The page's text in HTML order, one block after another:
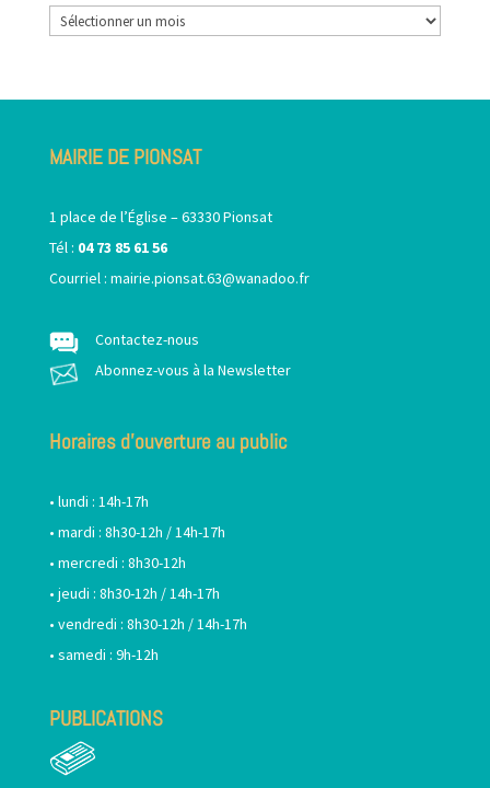
Archives
MAIRIE DE PIONSAT
1 place de l’Église – 63330 Pionsat
Tél : 04 73 85 61 56
Courriel : mairie.pionsat.63@wanadoo.fr
Contactez-nous
Abonnez-vous à la Newsletter
Horaires d’ouverture au public
• lundi : 14h-17h
• mardi : 8h30-12h / 14h-17h
• mercredi : 8h30-12h
• jeudi : 8h30-12h / 14h-17h
• vendredi : 8h30-12h / 14h-17h
• samedi : 9h-12h
PUBLICATIONS